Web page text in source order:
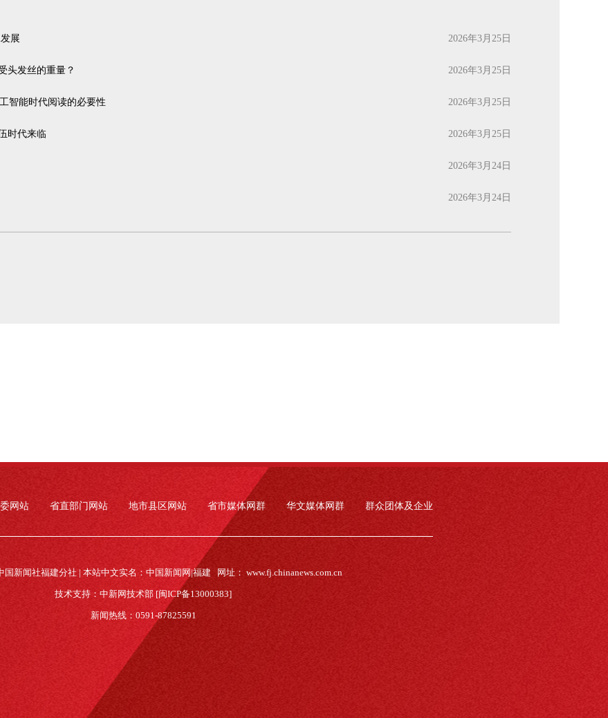
展 2026年3月25日
头发丝的重量？ 2026年3月25日
智能时代阅读的必要性 2026年3月25日
时代来临 2026年3月25日
2026年3月24日
2026年3月24日
网站 省直部门网站 地市县区网站 省市媒体网群 华文媒体网群 群众团体及企业
国新闻社福建分社 | 本站中文实名：中国新闻网|福建 网址： www.fj.chinanews.com.cn
技术支持：中新网技术部 [闽ICP备13000383]
新闻热线：0591-87825591